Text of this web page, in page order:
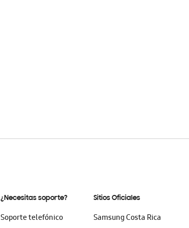
¿Necesitas soporte?
Soporte telefónico
Sitios Oficiales
Samsung Costa Rica